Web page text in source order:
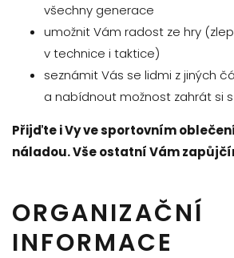
všechny generace
umožnit Vám radost ze hry
v technice i taktice)
seznámit Vás se lidmi z jiných
a nabídnout možnost zahrát si
Přijďte i Vy ve sportovním
náladou. Vše ostatní Vám
ORGANIZAČNÍ
INFORMACE